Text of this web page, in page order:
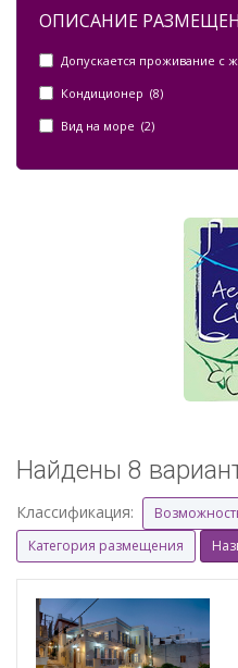
ОПИСАНИЕ
Допускается проживание с
Кондиционер (8)
Вид на море (2)
Найдены 8
Классификация:
Категория размещения